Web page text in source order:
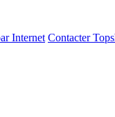
Internet Contacter